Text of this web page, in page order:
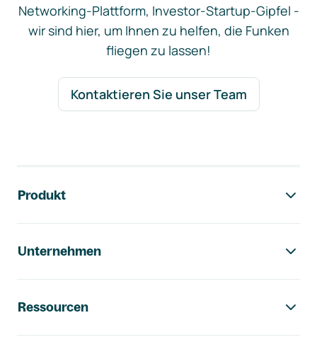
Networking-Plattform, Investor-Startup-Gipfel -
wir sind hier, um Ihnen zu helfen, die Funken
fliegen zu lassen!
Kontaktieren Sie unser Team
Produkt
Unternehmen
Ressourcen